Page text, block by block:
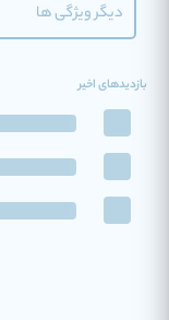
دیگر ویژگی ها
بازدیدهای اخیر